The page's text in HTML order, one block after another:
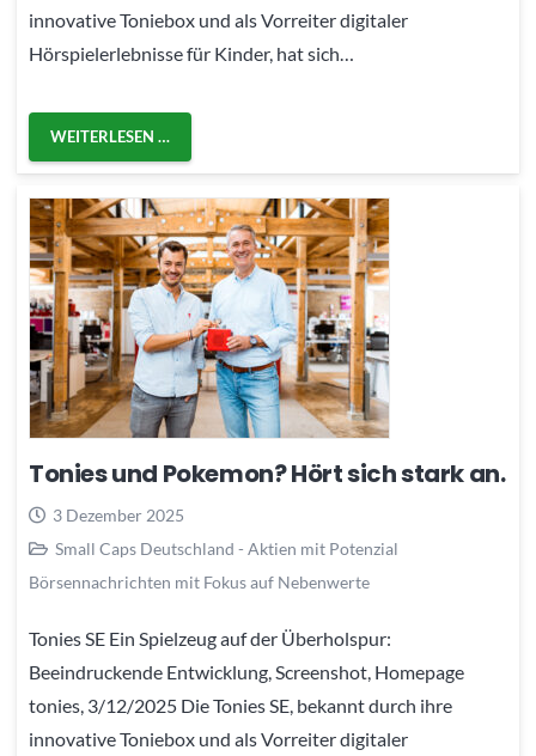
innovative Toniebox und als Vorreiter digitaler
Hörspielerlebnisse für Kinder, hat sich…
WEITERLESEN …
Tonies und Pokemon? Hört sich stark an.
3 Dezember 2025
Small Caps Deutschland - Aktien mit Potenzial
Börsennachrichten mit Fokus auf Nebenwerte
Tonies SE Ein Spielzeug auf der Überholspur:
Beeindruckende Entwicklung, Screenshot, Homepage
tonies, 3/12/2025 Die Tonies SE, bekannt durch ihre
innovative Toniebox und als Vorreiter digitaler